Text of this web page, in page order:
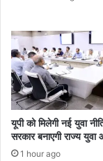
यूपी को मिलेगी नई युवा
सरकार बनाएगी राज्य युवा
1 hour ago